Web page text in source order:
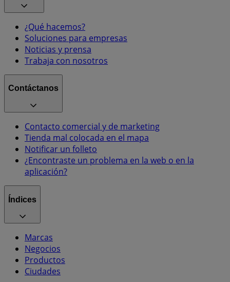
¿Qué hacemos?
Soluciones para empresas
Noticias y prensa
Trabaja con nosotros
Contáctanos
Contacto comercial y de marketing
Tienda mal colocada en el mapa
Notificar un folleto
¿Encontraste un problema en la web o en la
aplicación?
Índices
Marcas
Negocios
Productos
Ciudades